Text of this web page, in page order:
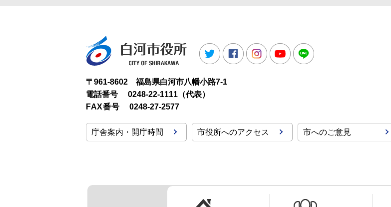
白河市役所
Twitter FacebookInstagramYoutube
〒961-8602 福島県白河市八幡小路7-1
電話番号
0248-22-1111（代表）
FAX番号
0248-27-2577
庁舎案内・開庁時間 市役所へのアクセス 市へのご意見